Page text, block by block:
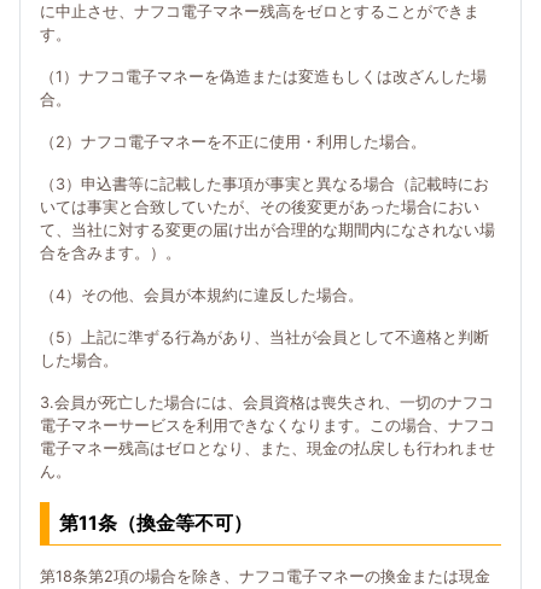
に中止させ、ナフコ電子マネー残高をゼロとすることができま
す。
（1）ナフコ電子マネーを偽造または変造もしくは改ざんした場
合。
（2）ナフコ電子マネーを不正に使用・利用した場合。
（3）申込書等に記載した事項が事実と異なる場合（記載時にお
いては事実と合致していたが、その後変更があった場合におい
て、当社に対する変更の届け出が合理的な期間内になされない場
合を含みます。）。
（4）その他、会員が本規約に違反した場合。
（5）上記に準ずる行為があり、当社が会員として不適格と判断
した場合。
3.会員が死亡した場合には、会員資格は喪失され、一切のナフコ
電子マネーサービスを利用できなくなります。この場合、ナフコ
電子マネー残高はゼロとなり、また、現金の払戻しも行われませ
ん。
第11条（換金等不可）
第18条第2項の場合を除き、ナフコ電子マネーの換金または現金